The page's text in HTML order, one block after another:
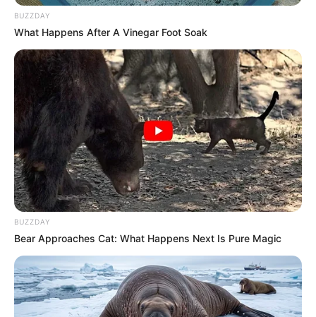
Hatósági eljárás indult Lázár János batidai
birtokának ügyében, miután az Átlátszó
beszámolója szerint egy teniszpálya épült a
politikushoz köthető erdőterületen. Az ügy azért
vált különösen kényessé, mert a terület besorolása
alapján ott szigorú szabályok vonatkoznak arra,
BUZZDAY
What Happens After A Vinegar Foot Soak
BUZZDAY
Bear Approaches Cat: What Happens Next Is Pure Magic